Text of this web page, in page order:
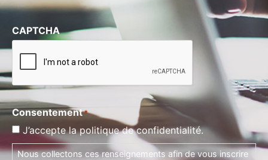
CAPTCHA
Consentement*
J’accepte la politique de confidentialité.
Nous collectons ces renseignements afin de vous inscrire